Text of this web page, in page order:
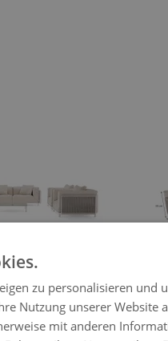
zu personalisieren und
Nutzung unserer Website
mit anderen